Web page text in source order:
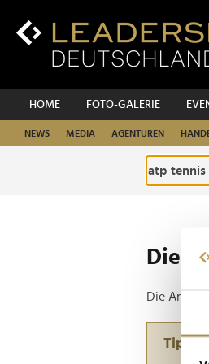
Inhalt
HOME FOTO-GALERIE
NEWS MEDIA AGENTUREN
Die
Die
Tipp